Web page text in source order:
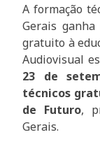
A formação
Gerais
gratuito à
Audiovisual
23 de
técnicos
de Futuro,
Gerais.